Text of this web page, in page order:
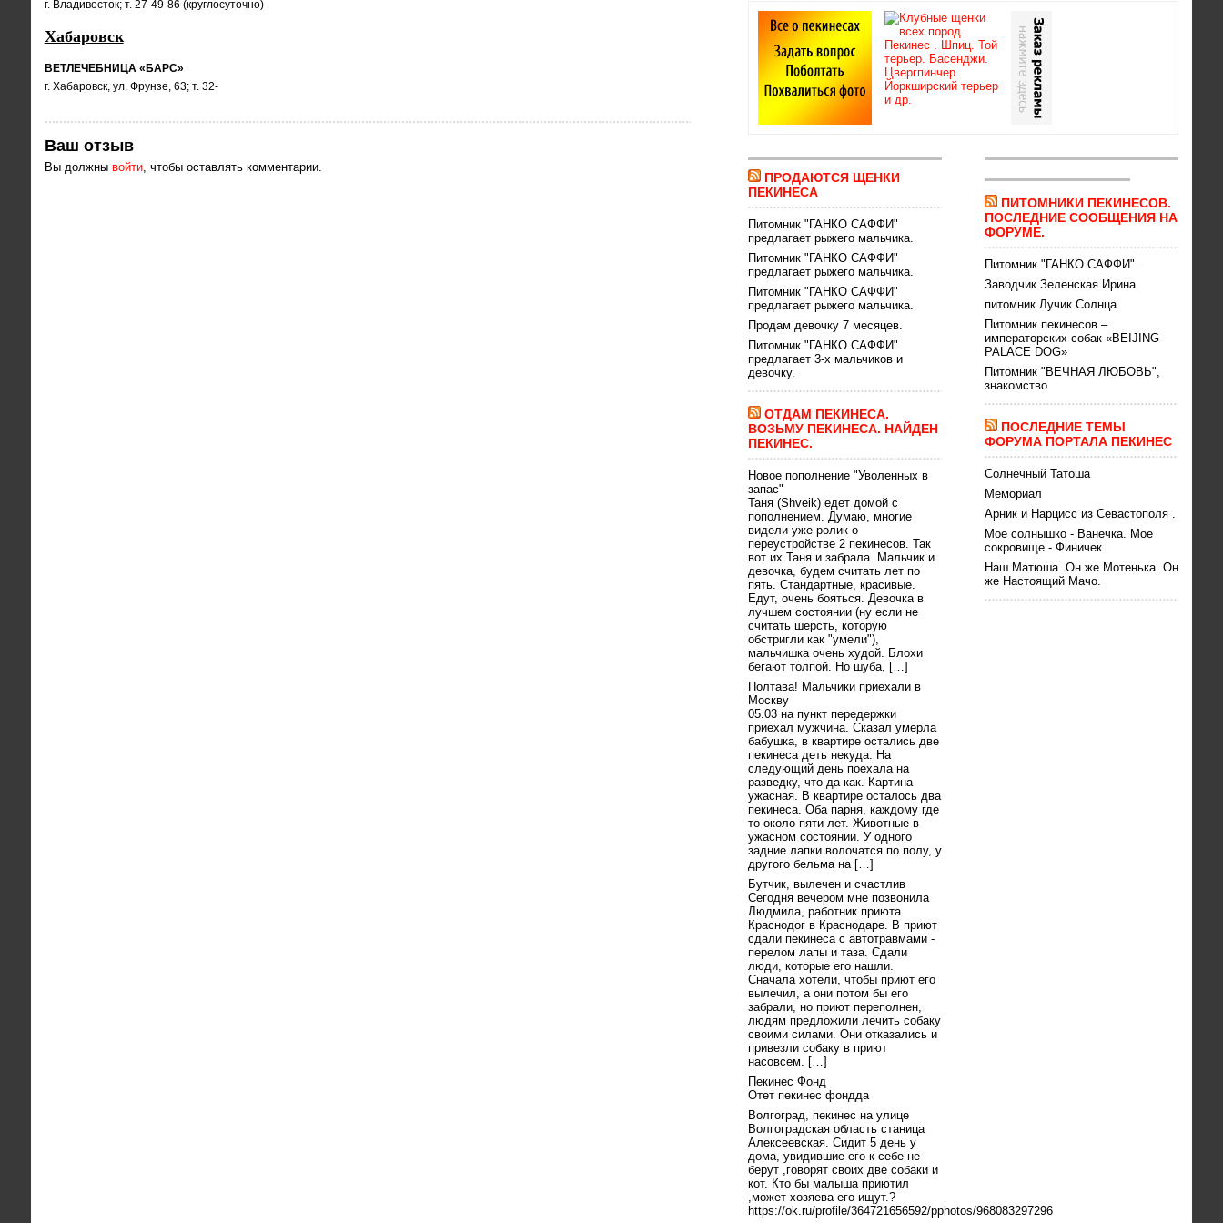
г. Владивосток; т. 27-49-86 (круглосуточно)
Хабаровск
ВЕТЛЕЧЕБНИЦА «БАРС»
г. Хабаровск, ул. Фрунзе, 63; т. 32-
Ваш отзыв
Вы должны войти, чтобы оставлять комментарии.
ПРОДАЮТСЯ ЩЕНКИ
ПЕКИНЕСА
Питомник "ГАНКО САФФИ"
предлагает рыжего мальчика.
Питомник "ГАНКО САФФИ"
предлагает рыжего мальчика.
Питомник "ГАНКО САФФИ"
предлагает рыжего мальчика.
Продам девочку 7 месяцев.
Питомник "ГАНКО САФФИ"
предлагает 3-х мальчиков и
девочку.
ОТДАМ ПЕКИНЕСА.
ВОЗЬМУ ПЕКИНЕСА. НАЙДЕН
ПЕКИНЕС.
Новое пополнение "Уволенных в
запас"
Таня (Shveik) едет домой с
пополнением. Думаю, многие
видели уже ролик о
переустройстве 2 пекинесов. Так
вот их Таня и забрала. Мальчик и
девочка, будем считать лет по
пять. Стандартные, красивые.
Едут, очень бояться. Девочка в
лучшем состоянии (ну если не
считать шерсть, которую
обстригли как "умели"),
мальчишка очень худой. Блохи
бегают толпой. Но шуба, […]
Полтава! Мальчики приехали в
Москву
05.03 на пункт передержки
приехал мужчина. Сказал умерла
бабушка, в квартире остались две
пекинеса деть некуда. На
следующий день поехала на
разведку, что да как. Картина
ужасная. В квартире осталось два
пекинеса. Оба парня, каждому где
то около пяти лет. Животные в
ужасном состоянии. У одного
задние лапки волочатся по полу, у
другого бельма на […]
Бутчик, вылечен и счастлив
Сегодня вечером мне позвонила
Людмила, работник приюта
Краснодог в Краснодаре. В приют
сдали пекинеса с автотравмами -
перелом лапы и таза. Сдали
люди, которые его нашли.
Сначала хотели, чтобы приют его
вылечил, а они потом бы его
забрали, но приют переполнен,
людям предложили лечить собаку
своими силами. Они отказались и
привезли собаку в приют
насовсем. […]
Пекинес Фонд
Отет пекинес фондда
Волгоград, пекинес на улице
Волгоградская область станица
Алексеевская. Сидит 5 день у
дома, увидившие его к себе не
берут ,говорят своих две собаки и
кот. Кто бы малыша приютил
,может хозяева его ищут.?
https://ok.ru/profile/364721656592/pphotos/968083297296
ПИТОМНИКИ ПЕКИНЕСОВ.
ПОСЛЕДНИЕ СООБЩЕНИЯ НА
ФОРУМЕ.
Питомник "ГАНКО САФФИ".
Заводчик Зеленская Ирина
питомник Лучик Солнца
Питомник пекинесов –
императорских собак «BEIJING
PALACE DOG»
Питомник "ВЕЧНАЯ ЛЮБОВЬ",
знакомство
ПОСЛЕДНИЕ ТЕМЫ
ФОРУМА ПОРТАЛА ПЕКИНЕС
Солнечный Татоша
Мемориал
Арник и Нарцисс из Севастополя .
Мое солнышко - Ванечка. Мое
сокровище - Финичек
Наш Матюша. Он же Мотенька. Он
же Настоящий Мачо.